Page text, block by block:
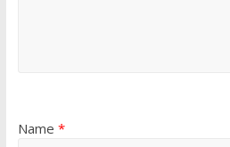
Name *